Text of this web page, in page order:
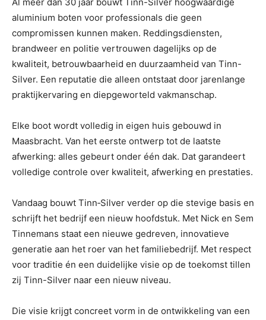
aluminium boten voor professionals die geen
compromissen kunnen maken. Reddingsdiensten,
brandweer en politie vertrouwen dagelijks op de
kwaliteit, betrouwbaarheid en duurzaamheid van Tinn-
Silver. Een reputatie die alleen ontstaat door jarenlange
praktijkervaring en diepgeworteld vakmanschap.
Elke boot wordt volledig in eigen huis gebouwd in
Maasbracht. Van het eerste ontwerp tot de laatste
afwerking: alles gebeurt onder één dak. Dat garandeert
volledige controle over kwaliteit, afwerking en prestaties.
Vandaag bouwt Tinn‑Silver verder op die stevige basis en
schrijft het bedrijf een nieuw hoofdstuk. Met Nick en Sem
Tinnemans staat een nieuwe gedreven, innovatieve
generatie aan het roer van het familiebedrijf. Met respect
voor traditie én een duidelijke visie op de toekomst tillen
zij Tinn-Silver naar een nieuw niveau.
Die visie krijgt concreet vorm in de ontwikkeling van een